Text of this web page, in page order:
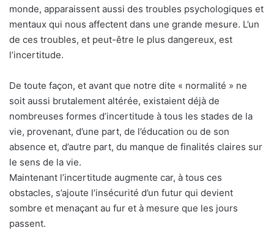
monde, apparaissent aussi des troubles psychologiques et
mentaux qui nous affectent dans une grande mesure. L’un
de ces troubles, et peut-être le plus dangereux, est
l’incertitude.
De toute façon, et avant que notre dite « normalité » ne
soit aussi brutalement altérée, existaient déjà de
nombreuses formes d’incertitude à tous les stades de la
vie, provenant, d’une part, de l’éducation ou de son
absence et, d’autre part, du manque de finalités claires sur
le sens de la vie.
Maintenant l’incertitude augmente car, à tous ces
obstacles, s’ajoute l’insécurité d’un futur qui devient
sombre et menaçant au fur et à mesure que les jours
passent.